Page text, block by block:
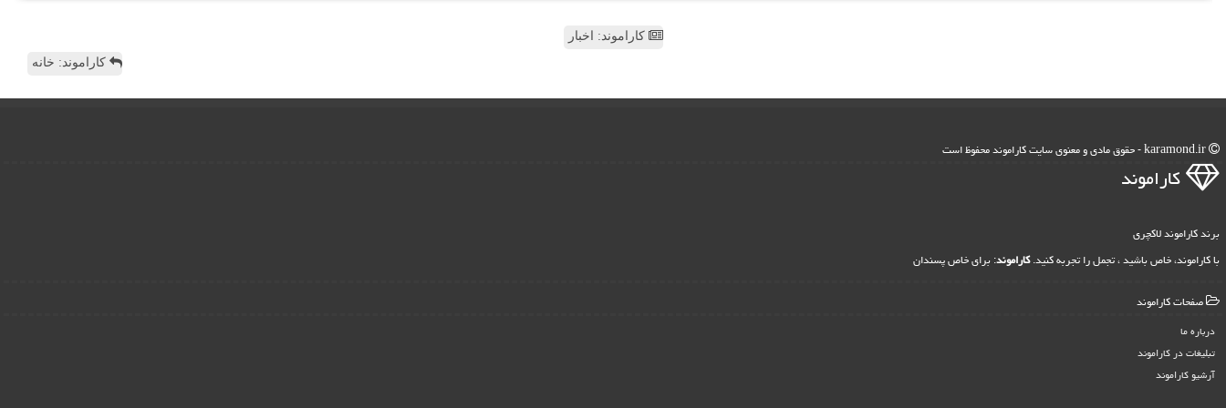
کاراموند: اخبار
کاراموند: خانه
كاراموند
برند کاراموند لاکچری
با کاراموند، خاص باشید ، تجمل را تجربه کنید.کاراموند: برای خاص پسندان
صفحات كاراموند
درباره ما
تبلیغات در كاراموند
آرشیو كاراموند